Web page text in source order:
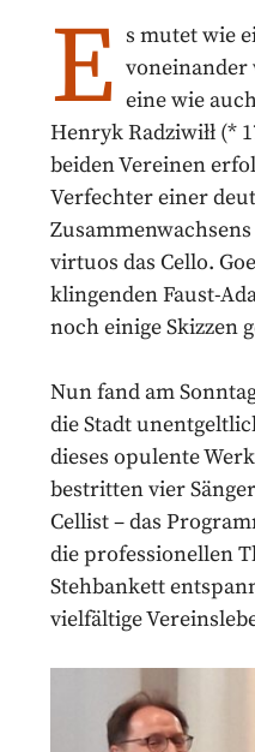
E s mutet wie
voneinander
eine wie
Henryk Radziwiłł (*
beiden Vereinen
Verfechter einer
virtuos das Cello.
klingenden Faust-
noch einige Skizzen
Nun fand am
die Stadt
dieses opulente
bestritten vier
Cellist – das
die professionellen
Stehbankett
vielfältige